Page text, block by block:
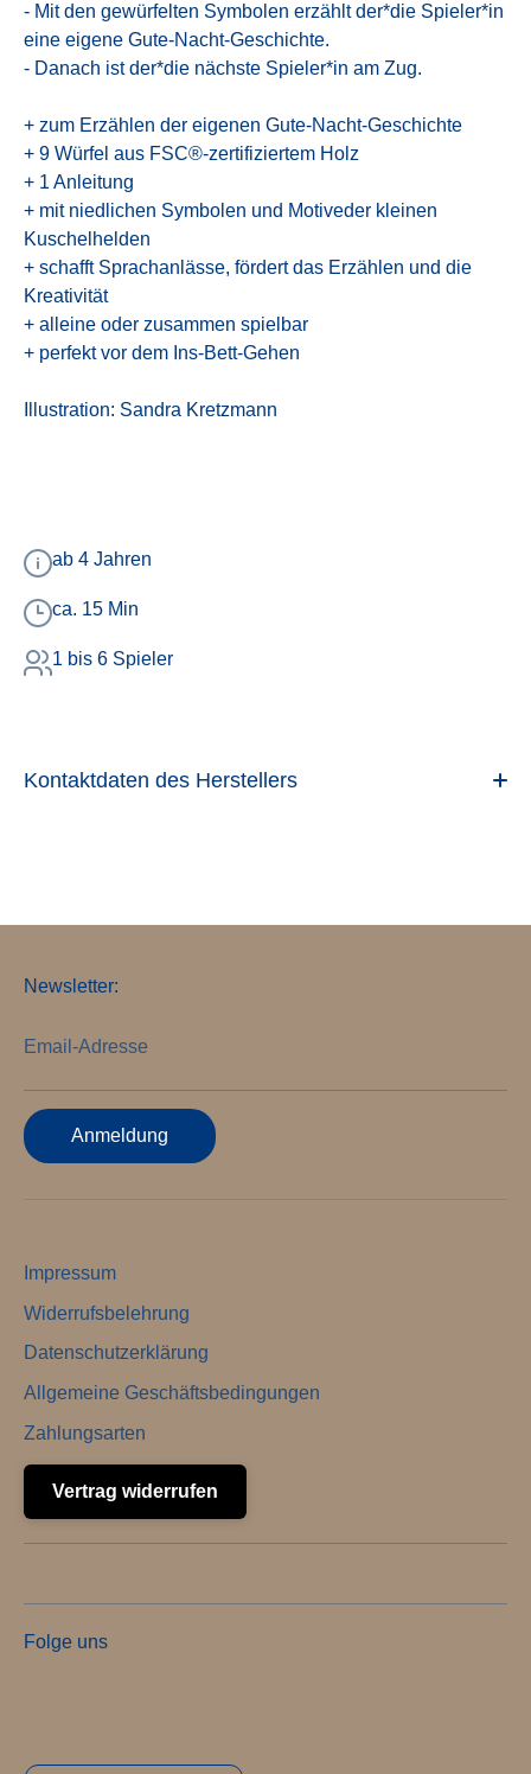
- Mit den gewürfelten Symbolen erzählt der*die Spieler*in
eine eigene Gute-Nacht-Geschichte.
- Danach ist der*die nächste Spieler*in am Zug.
+ zum Erzählen der eigenen Gute-Nacht-Geschichte
+ 9 Würfel aus FSC®-zertifiziertem Holz
+ 1 Anleitung
+ mit niedlichen Symbolen und Motiveder kleinen
Kuschelhelden
+ schafft Sprachanlässe, fördert das Erzählen und die
Kreativität
+ alleine oder zusammen spielbar
+ perfekt vor dem Ins-Bett-Gehen
Illustration: Sandra Kretzmann
ab 4 Jahren
ca. 15 Min
1 bis 6 Spieler
Kontaktdaten des Herstellers
Newsletter:
Email-Adresse
Anmeldung
Impressum
Widerrufsbelehrung
Datenschutzerklärung
Allgemeine Geschäftsbedingungen
Zahlungsarten
Vertrag widerrufen
Folge uns